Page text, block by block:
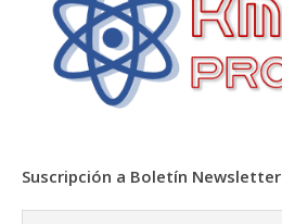
Suscripción a Boletín Newsletter